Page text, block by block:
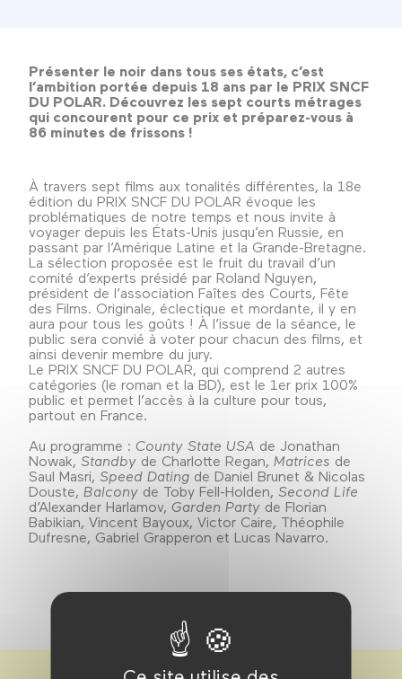
Présenter le noir dans tous ses états, c’est
l’ambition portée depuis 18 ans par le PRIX SNCF
DU POLAR. Découvrez les sept courts métrages
qui concourent pour ce prix et préparez-vous à
86 minutes de frissons !
À travers sept films aux tonalités différentes, la 18e
édition du PRIX SNCF DU POLAR évoque les
problématiques de notre temps et nous invite à
voyager depuis les États-Unis jusqu’en Russie, en
passant par l’Amérique Latine et la Grande-Bretagne.
La sélection proposée est le fruit du travail d’un
comité d’experts présidé par Roland Nguyen,
président de l’association Faîtes des Courts, Fête
des Films. Originale, éclectique et mordante, il y en
aura pour tous les goûts ! À l’issue de la séance, le
public sera convié à voter pour chacun des films, et
ainsi devenir membre du jury.
Le PRIX SNCF DU POLAR, qui comprend 2 autres
catégories (le roman et la BD), est le 1er prix 100%
public et permet l’accès à la culture pour tous,
partout en France.
Au programme : County State USA de Jonathan
Nowak, Standby de Charlotte Regan, Matrices de
Saul Masri, Speed Dating de Daniel Brunet & Nicolas
Douste, Balcony de Toby Fell-Holden, Second Life
d’Alexander Harlamov, Garden Party de Florian
Babikian, Vincent Bayoux, Victor Caire, Théophile
Dufresne, Gabriel Grapperon et Lucas Navarro.